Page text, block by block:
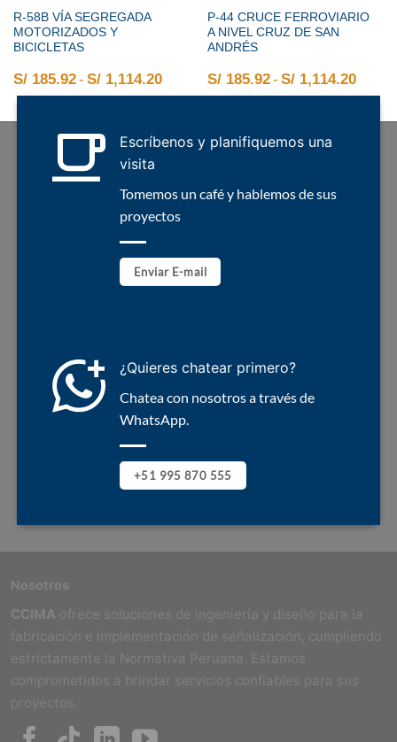
R-58B VÍA SEGREGADA
MOTORIZADOS Y
BICICLETAS
S/185.92- S/1,114.20Rango de precios: desde S/
P-44 CRUCE FERROVIARIO
A NIVEL CRUZ DE SAN
ANDRÉS
S/185.92- S/1,114.20
hasta S/ 1,114.20
de precios: desde S/ 185.92 hasta S/ 1,114.20
Escríbenos y planifiquemos una
visita
Tomemos un café y hablemos de sus
proyectos
Enviar E-mail
¿Quieres chatear primero?
Chatea con nosotros a través de
WhatsApp.
+51 995 870 555
Nosotros
CCIMA ofrece soluciones de ingeniería y diseño para la
fabricación e implementación de señalización, cumpliendo
estrictamente la Normativa Peruana. Estamos
comprometidos a brindar servicios confiables para sus
proyectos.